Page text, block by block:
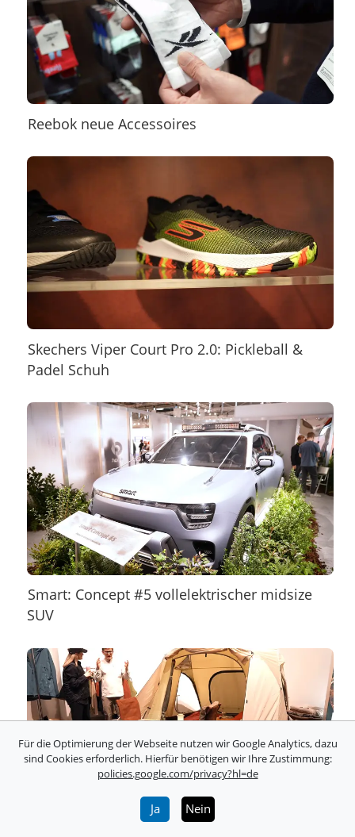
Reebok neue Accessoires
Skechers Viper Court Pro 2.0: Pickleball &
Padel Schuh
Smart: Concept #5 vollelektrischer midsize
SUV
Für die Optimierung der Webseite nutzen wir Google Analytics, dazu
sind Cookies erforderlich. Hierfür benötigen wir Ihre Zustimmung:
policies.google.com/privacy?hl=de
Ja Nein